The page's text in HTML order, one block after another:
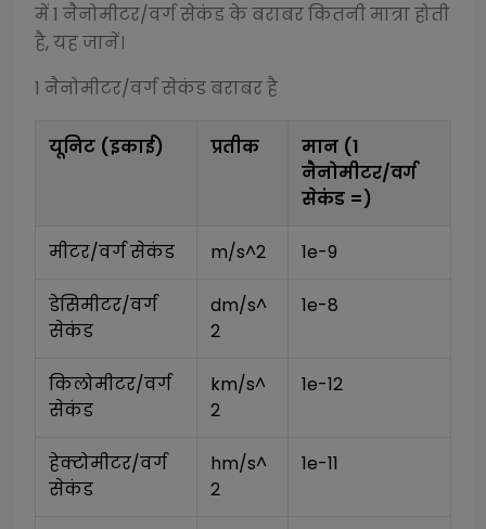
में 1 नैनोमीटर/वर्ग सेकंडके बराबर कितनी मात्रा होती
है, यह जानें।
1 नैनोमीटर/वर्ग सेकंडबराबर है
यूनिट (इकाई) प्रतीक
मान (1
नैनोमीटर/वर्ग
सेकंड =)
मीटर/वर्ग सेकंड m/s^2 1e-9
डेसिमीटर/वर्ग
सेकंड
dm/s^
2
1e-8
किलोमीटर/वर्ग
सेकंड
km/s^
2
1e-12
हेक्टोमीटर/वर्ग
सेकंड
hm/s^
2
1e-11